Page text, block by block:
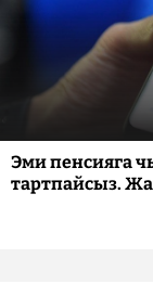
Эми пенсияга
тартпайсыз.